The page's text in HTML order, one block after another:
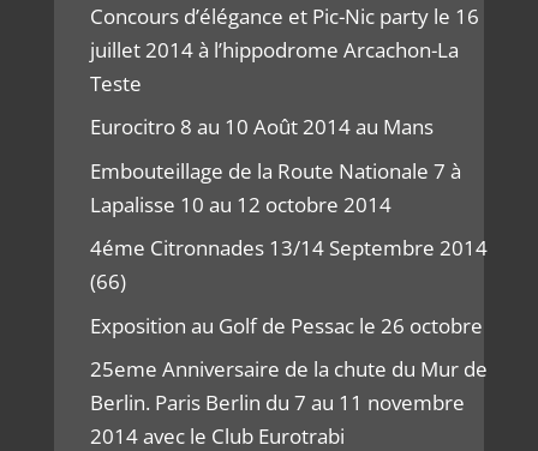
Concours d’élégance et Pic-Nic party le 16
juillet 2014 à l’hippodrome Arcachon-La
Teste
Eurocitro 8 au 10 Août 2014 au Mans
Embouteillage de la Route Nationale 7 à
Lapalisse 10 au 12 octobre 2014
4éme Citronnades 13/14 Septembre 2014
(66)
Exposition au Golf de Pessac le 26 octobre
25eme Anniversaire de la chute du Mur de
Berlin. Paris Berlin du 7 au 11 novembre
2014 avec le Club Eurotrabi